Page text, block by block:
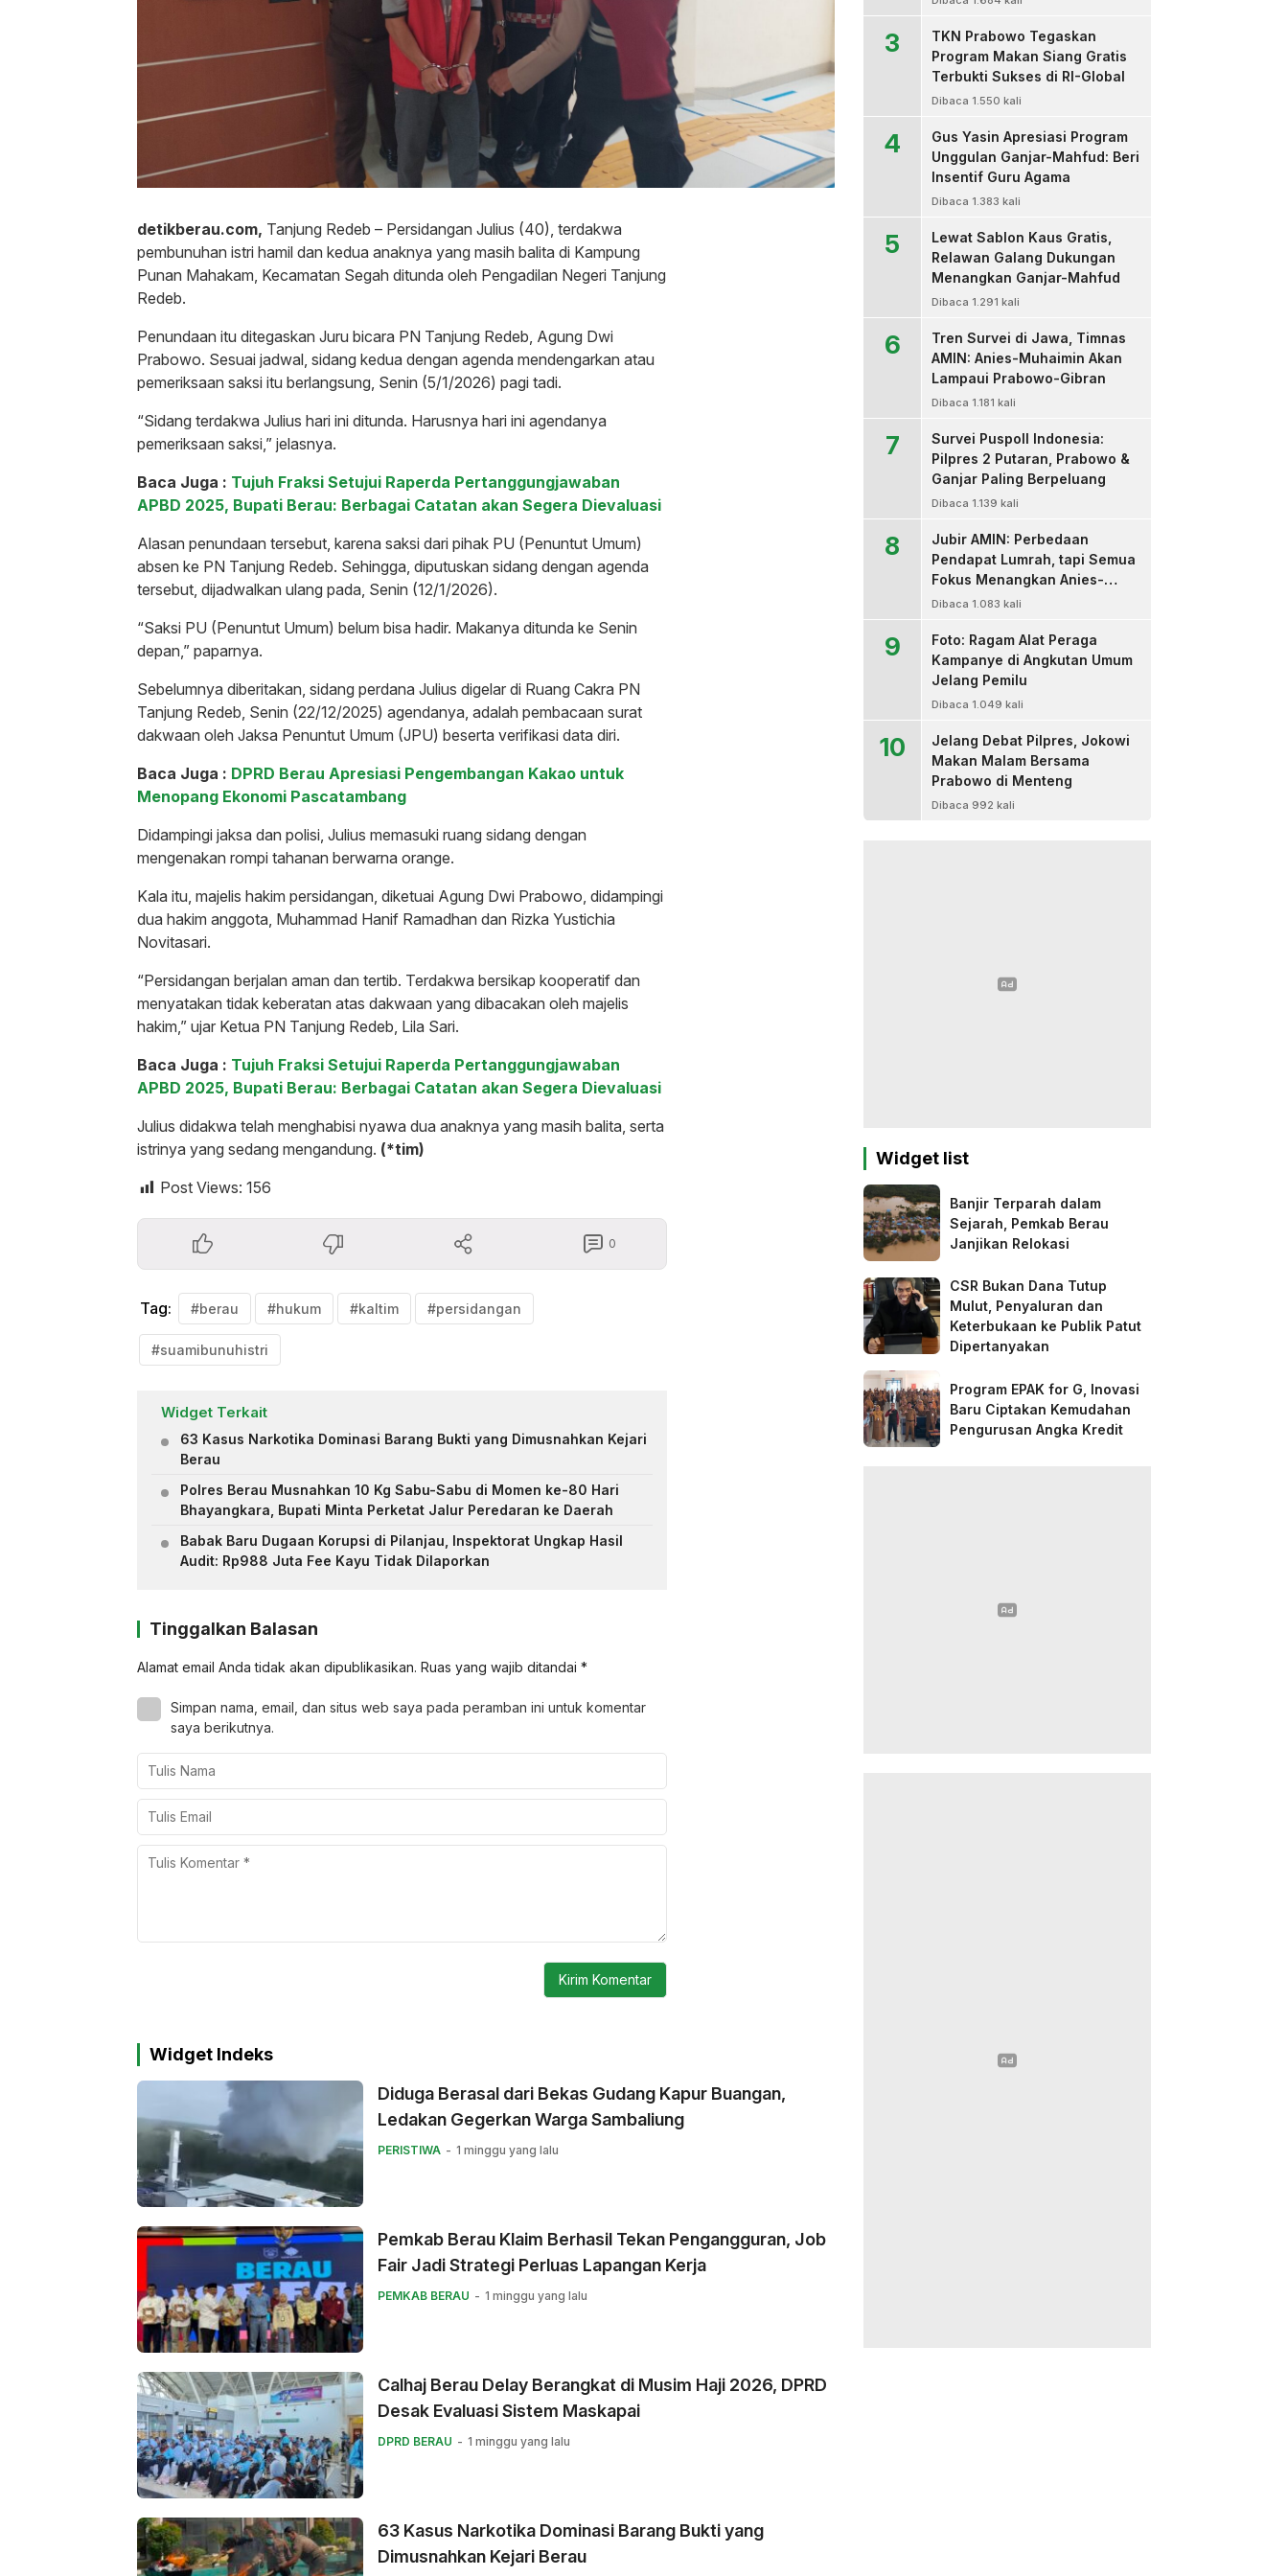
detikberau.com, Tanjung Redeb – Persidangan Julius (40), terdakwa
pembunuhan istri hamil dan kedua anaknya yang masih balita di Kampung
Punan Mahakam, Kecamatan Segah ditunda oleh Pengadilan Negeri Tanjung
Redeb.
Penundaan itu ditegaskan Juru bicara PN Tanjung Redeb, Agung Dwi
Prabowo. Sesuai jadwal, sidang kedua dengan agenda mendengarkan atau
pemeriksaan saksi itu berlangsung, Senin (5/1/2026) pagi tadi.
“Sidang terdakwa Julius hari ini ditunda. Harusnya hari ini agendanya
pemeriksaan saksi,” jelasnya.
Baca Juga : Tujuh Fraksi Setujui Raperda Pertanggungjawaban
APBD 2025, Bupati Berau: Berbagai Catatan akan Segera Dievaluasi
Alasan penundaan tersebut, karena saksi dari pihak PU (Penuntut Umum)
absen ke PN Tanjung Redeb. Sehingga, diputuskan sidang dengan agenda
tersebut, dijadwalkan ulang pada, Senin (12/1/2026).
“Saksi PU (Penuntut Umum) belum bisa hadir. Makanya ditunda ke Senin
depan,” paparnya.
Sebelumnya diberitakan, sidang perdana Julius digelar di Ruang Cakra PN
Tanjung Redeb, Senin (22/12/2025) agendanya, adalah pembacaan surat
dakwaan oleh Jaksa Penuntut Umum (JPU) beserta verifikasi data diri.
Baca Juga : DPRD Berau Apresiasi Pengembangan Kakao untuk
Menopang Ekonomi Pascatambang
Didampingi jaksa dan polisi, Julius memasuki ruang sidang dengan
mengenakan rompi tahanan berwarna orange.
Kala itu, majelis hakim persidangan, diketuai Agung Dwi Prabowo, didampingi
dua hakim anggota, Muhammad Hanif Ramadhan dan Rizka Yustichia
Novitasari.
“Persidangan berjalan aman dan tertib. Terdakwa bersikap kooperatif dan
menyatakan tidak keberatan atas dakwaan yang dibacakan oleh majelis
hakim,” ujar Ketua PN Tanjung Redeb, Lila Sari.
Baca Juga : Tujuh Fraksi Setujui Raperda Pertanggungjawaban
APBD 2025, Bupati Berau: Berbagai Catatan akan Segera Dievaluasi
Julius didakwa telah menghabisi nyawa dua anaknya yang masih balita, serta
istrinya yang sedang mengandung. (*tim)
Post Views: 156
0
Tag: #berau #hukum #kaltim #persidangan
#suamibunuhistri
Widget Terkait
63 Kasus Narkotika Dominasi Barang Bukti yang Dimusnahkan Kejari
Berau
Polres Berau Musnahkan 10 Kg Sabu-Sabu di Momen ke-80 Hari
Bhayangkara, Bupati Minta Perketat Jalur Peredaran ke Daerah
Babak Baru Dugaan Korupsi di Pilanjau, Inspektorat Ungkap Hasil
Audit: Rp988 Juta Fee Kayu Tidak Dilaporkan
Tinggalkan Balasan
Alamat email Anda tidak akan dipublikasikan. Ruas yang wajib ditandai *
Simpan nama, email, dan situs web saya pada peramban ini untuk komentar
saya berikutnya.
Widget Indeks
Diduga Berasal dari Bekas Gudang Kapur Buangan,
Ledakan Gegerkan Warga Sambaliung
PERISTIWA 1 minggu yang lalu
Pemkab Berau Klaim Berhasil Tekan Pengangguran, Job
Fair Jadi Strategi Perluas Lapangan Kerja
PEMKAB BERAU 1 minggu yang lalu
Calhaj Berau Delay Berangkat di Musim Haji 2026, DPRD
Desak Evaluasi Sistem Maskapai
DPRD BERAU 1 minggu yang lalu
63 Kasus Narkotika Dominasi Barang Bukti yang
Dimusnahkan Kejari Berau
3
TKN Prabowo Tegaskan
Program Makan Siang Gratis
Terbukti Sukses di RI-Global
Dibaca 1.550 kali
4
Gus Yasin Apresiasi Program
Unggulan Ganjar-Mahfud: Beri
Insentif Guru Agama
Dibaca 1.383 kali
5
Lewat Sablon Kaus Gratis,
Relawan Galang Dukungan
Menangkan Ganjar-Mahfud
Dibaca 1.291 kali
6
Tren Survei di Jawa, Timnas
AMIN: Anies-Muhaimin Akan
Lampaui Prabowo-Gibran
Dibaca 1.181 kali
7
Survei Puspoll Indonesia:
Pilpres 2 Putaran, Prabowo &
Ganjar Paling Berpeluang
Dibaca 1.139 kali
8
Jubir AMIN: Perbedaan
Pendapat Lumrah, tapi Semua
Fokus Menangkan Anies-
Muhaimin
Dibaca 1.083 kali
9
Foto: Ragam Alat Peraga
Kampanye di Angkutan Umum
Jelang Pemilu
Dibaca 1.049 kali
10
Jelang Debat Pilpres, Jokowi
Makan Malam Bersama
Prabowo di Menteng
Dibaca 992 kali
Widget list
Banjir Terparah dalam
Sejarah, Pemkab Berau
Janjikan Relokasi
CSR Bukan Dana Tutup
Mulut, Penyaluran dan
Keterbukaan ke Publik Patut
Dipertanyakan
Program EPAK for G, Inovasi
Baru Ciptakan Kemudahan
Pengurusan Angka Kredit